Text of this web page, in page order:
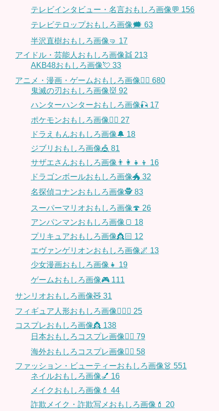
テレビインタビュー・名言おもしろ画像💬 156
テレビテロップおもしろ画像🗯 63
半沢直樹おもしろ画像🤜 17
アイドル・芸能人おもしろ画像👯 213
AKB48おもしろ画像💘 33
アニメ・漫画・ゲームおもしろ画像🧚‍♀️ 680
鬼滅の刃おもしろ画像👹 92
ハンターハンターおもしろ画像🎣 17
ポケモンおもしろ画像🤹‍♂️ 27
ドラえもんおもしろ画像🔔 18
ジブリおもしろ画像🎪 81
サザエさんおもしろ画像👨‍👩‍👧‍👦 16
ドラゴンボールおもしろ画像🐲 32
名探偵コナンおもしろ画像🕵️ 83
スーパーマリオおもしろ画像🍄 26
アンパンマンおもしろ画像🍞 18
プリキュアおもしろ画像👸🏻 12
エヴァンゲリオンおもしろ画像🌌 13
少女漫画おもしろ画像👧 19
ゲームおもしろ画像🎮 111
サンリオおもしろ画像🧸 31
フィギュア人形おもしろ画像🧍🏼‍♂️ 25
コスプレおもしろ画像👸 138
日本おもしろコスプレ画像🧝‍♀️ 79
海外おもしろコスプレ画像🧝‍♂️ 58
ファッション・ビューティーおもしろ画像👗 551
ネイルおもしろ画像💅 16
メイクおもしろ画像💄 44
詐欺メイク・詐欺写メおもしろ画像💄 20